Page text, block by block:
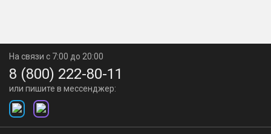
На связи с 7:00 до 20:00
8 (800) 222-80-11
или пишите в мессенджер: